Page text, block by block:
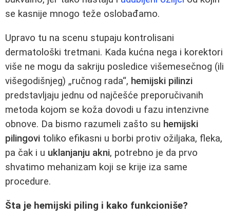
se kasnije mnogo teže oslobađamo.
Upravo tu na scenu stupaju kontrolisani
dermatološki tretmani. Kada kućna nega i korektori
više ne mogu da sakriju posledice višemesečnog (ili
višegodišnjeg) „ručnog rada“, hemijski pilinzi
predstavljaju jednu od najčešće preporučivanih
metoda kojom se koža dovodi u fazu intenzivne
obnove. Da bismo razumeli zašto su hemijski
pilingovi toliko efikasni u borbi protiv ožiljaka, fleka,
pa čak i u uklanjanju akni, potrebno je da prvo
shvatimo mehanizam koji se krije iza same
procedure.
Šta je hemijski piling i kako funkcioniše?